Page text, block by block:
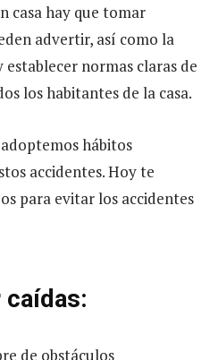
casa hay que tomar
advertir, así como la
normas claras de
los habitantes de la casa.
hábitos
accidentes. Hoy te
para evitar los accidentes
caídas:
de obstáculos